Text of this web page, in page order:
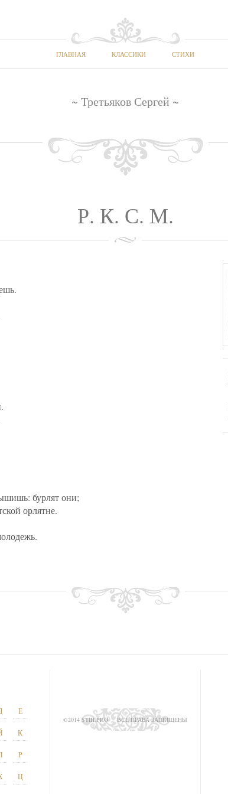
ГЛАВНАЯ КЛАССИКИ СТИХИ
~ Третьяков Сергей ~
Р. К. С. М.
бурлят они;
орлятне.
Е
К
Р
Ц
©2014 STIH.PRO ВСЕ ПРАВА ЗАЩИЩЕНЫ